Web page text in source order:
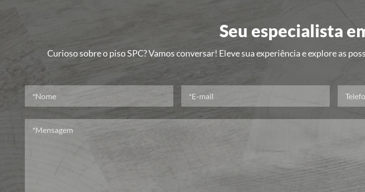
Seu especialista
Curioso sobre o piso SPC? Vamos conversar! Eleve sua experiência e explore as